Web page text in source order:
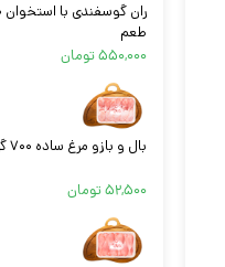
طعم
۵۵۰,۰۰۰تومان
بال و بازو مرغ ساده ۷۰۰ گرمی رویال طعم
۵۲,۵۰۰تومان